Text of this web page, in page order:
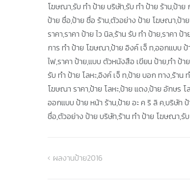
โฆษณา,รับ ทำ ป้าย บริษัท,รับ ทำ ป้าย ร้าน,ป้า
ป้าย ชื่อ,ป้าย ชื่อ ร้าน,ตัวอย่าง ป้าย โฆษณา,ป้า
ราคา,ราคา ป้าย ไว นิล,ร้าน รับ ทำ ป้าย,ราคา
การ ทํา ป้าย โฆษณา,ป้าย อิงค์ เจ็ ท,ออกแบบ
ไฟ,ราคา ป้าย,แบบ ตัวหนังสือ เขียน ป้าย,ทํา ป้
รับ ทำ ป้าย โลหะ,อิงค์ เจ็ ท,ป้าย บอก ทาง,ร้าน
โฆษณา ราคา,ป้าย โลหะ,ป้าย แดง,ป้าย อักษร
ออกแบบ ป้าย หน้า ร้าน,ป้าย อะ ค ริ ลิ ค,บริษัท
ชื่อ,ตัวอย่าง ป้าย บริษัท,ร้าน ทำ ป้าย โฆษณา,รั
แนะแนว
ผลงานป้าย2016